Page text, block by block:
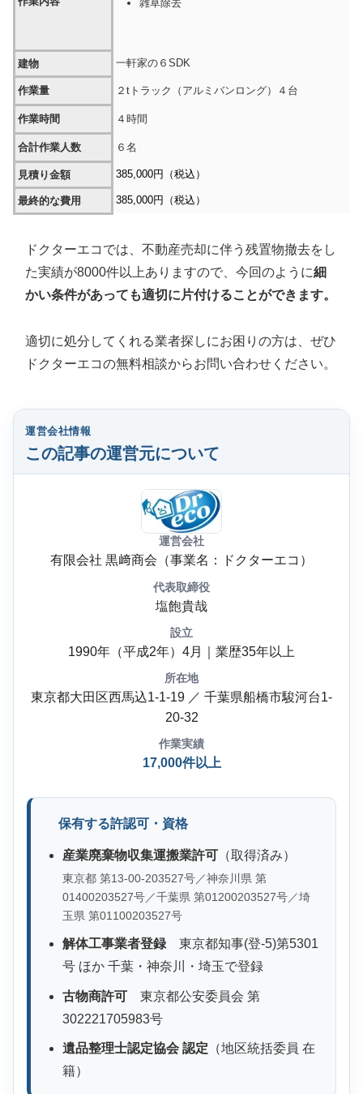
雑草除去
建物 一軒家の６SDK
作業量 ２tトラック（アルミバンロング）４台
作業時間 ４時間
合計作業人数 ６名
見積り金額 385,000円（税込）
最終的な費用 385,000円（税込）
ドクターエコでは、不動産売却に伴う残置物撤去をし
た実績が8000件以上ありますので、今回のように細
かい条件があっても適切に片付けることができます。
適切に処分してくれる業者探しにお困りの方は、ぜひ
ドクターエコの無料相談からお問い合わせください。
運営会社情報
この記事の運営元について
運営会社
有限会社 黒﨑商会（事業名：ドクターエコ）
代表取締役
塩飽貴哉
設立
1990年（平成2年）4月｜業歴35年以上
所在地
東京都大田区西馬込1-1-19 ／ 千葉県船橋市駿河台1-
20-32
作業実績
17,000件以上
保有する許認可・資格
産業廃棄物収集運搬業許可 （取得済み）
東京都 第13-00-203527号／神奈川県 第
01400203527号／千葉県 第01200203527号／埼
玉県 第01100203527号
解体工事業者登録 東京都知事(登-5)第5301
号 ほか 千葉・神奈川・埼玉で登録
古物商許可 東京都公安委員会 第
302221705983号
遺品整理士認定協会 認定 （地区統括委員 在
籍）